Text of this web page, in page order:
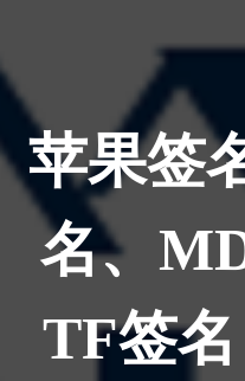
苹果签
名、
TF签